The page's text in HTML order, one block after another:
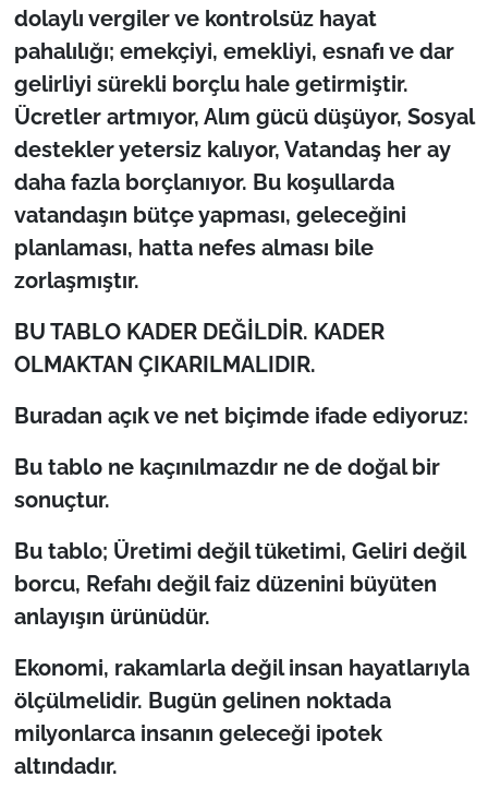
dolaylı vergiler ve kontrolsüz hayat
pahalılığı; emekçiyi, emekliyi, esnafı ve dar
gelirliyi sürekli borçlu hale getirmiştir.
Ücretler artmıyor, Alım gücü düşüyor, Sosyal
destekler yetersiz kalıyor, Vatandaş her ay
daha fazla borçlanıyor. Bu koşullarda
vatandaşın bütçe yapması, geleceğini
planlaması, hatta nefes alması bile
zorlaşmıştır.
BU TABLO KADER DEĞİLDİR. KADER
OLMAKTAN ÇIKARILMALIDIR.
Buradan açık ve net biçimde ifade ediyoruz:
Bu tablo ne kaçınılmazdır ne de doğal bir
sonuçtur.
Bu tablo; Üretimi değil tüketimi, Geliri değil
borcu, Refahı değil faiz düzenini büyüten
anlayışın ürünüdür.
Ekonomi, rakamlarla değil insan hayatlarıyla
ölçülmelidir. Bugün gelinen noktada
milyonlarca insanın geleceği ipotek
altındadır.